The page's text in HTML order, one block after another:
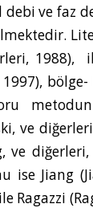
ve faz
1988),
ve
ve
ise Jiang
Ragazzi